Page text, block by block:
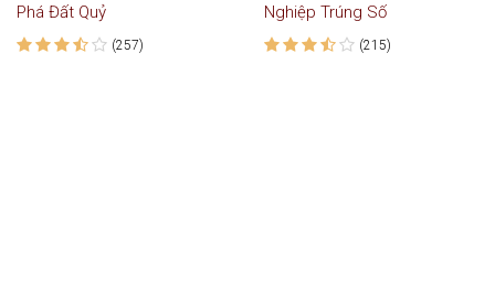
Phá Đất Quỷ
(257)
Nghiệp Trúng Số
(215)